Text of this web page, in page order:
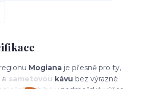
Mogiana je přesně pro ty,
a sametovou kávu bez výrazné